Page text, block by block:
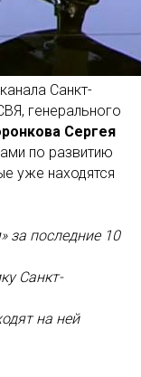
Санкт-
генерального
Сергея
по развитию
уже находятся
за последние 10
Санкт-
на ней